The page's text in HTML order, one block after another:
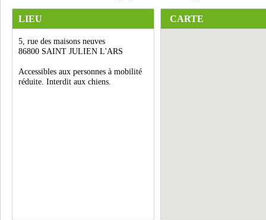
LIEU
5, rue des maisons neuves
86800 SAINT JULIEN L'ARS
Accessibles aux personnes à mobilité
réduite. Interdit aux chiens.
CARTE